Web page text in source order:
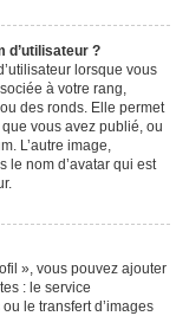
d’utilisateur ?
lorsque vous
à votre rang,
des ronds. Elle permet
vous avez publié, ou
L’autre image,
le nom d’avatar qui est
», vous pouvez ajouter
: le service
le transfert d’images